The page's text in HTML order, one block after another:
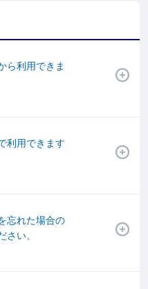
ら利用できま
利用できます
忘れた場合の
い。